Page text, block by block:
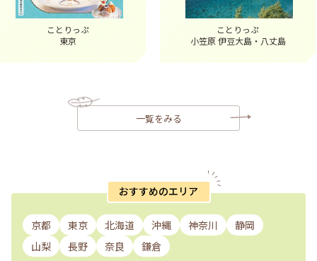
ことりっぷ
東京
ことりっぷ
小笠原 伊豆大島・八丈島
一覧をみる
おすすめのエリア
京都 東京 北海道 沖縄 神奈川
静岡
山梨
長野 奈良 鎌倉